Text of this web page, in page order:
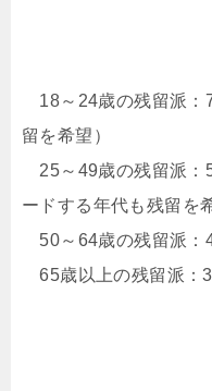
18～24歳の残留派：
留を希望）
25～49歳の残留派：
ードする年代も残留を
50～64歳の残留派：
65歳以上の残留派：